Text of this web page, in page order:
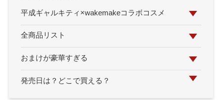
平成ギャルキティ×wakemakeコラボコスメ
全商品リスト
おまけが豪華すぎる
発売日は？どこで買える？